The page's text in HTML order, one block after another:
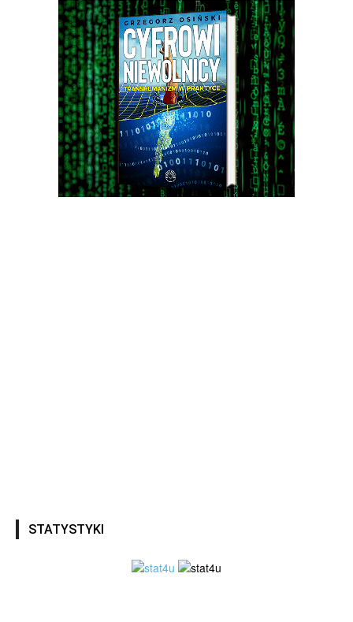
STATYSTYKI